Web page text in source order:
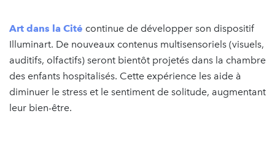
Art dans la Cité continue de développer son dispositif
Illuminart. De nouveaux contenus multisensoriels (visuels,
auditifs, olfactifs) seront bientôt projetés dans la chambre
des enfants hospitalisés. Cette expérience les aide à
diminuer le stress et le sentiment de solitude, augmentant
leur bien-être.